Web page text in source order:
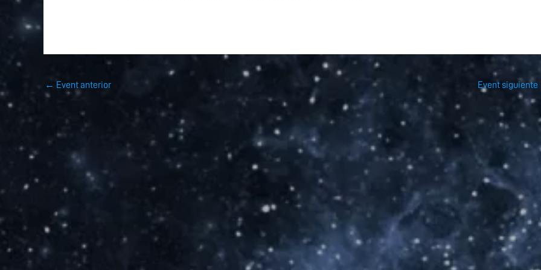
← Event anterior Event siguiente